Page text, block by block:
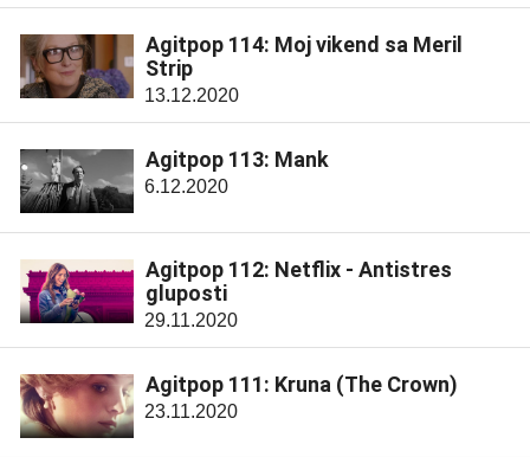
Agitpop 114: Moj vikend sa Meril
Strip
13.12.2020
Agitpop 113: Mank
6.12.2020
Agitpop 112: Netflix - Antistres
gluposti
29.11.2020
Agitpop 111: Kruna (The Crown)
23.11.2020